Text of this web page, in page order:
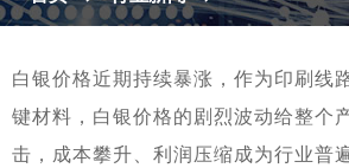
白银价格近期持续暴涨，作为印刷线
键材料，白银价格的剧烈波动给整个
击，成本攀升、利润压缩成为行业普